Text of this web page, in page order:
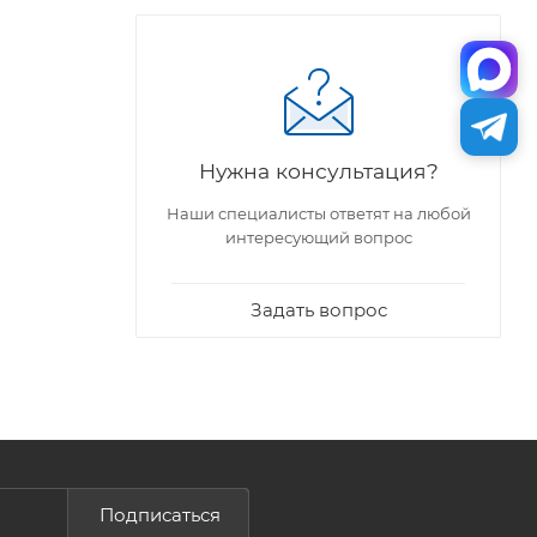
Нужна консультация?
Наши специалисты ответят на любой
интересующий вопрос
Задать вопрос
Подписаться